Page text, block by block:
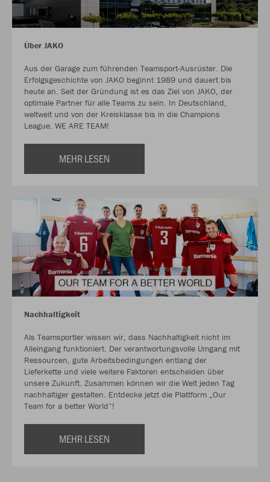
Über JAKO
Aus der Garage zum führenden Teamsport-Ausrüster. Die
Erfolgsgeschichte von JAKO beginnt 1989 und dauert bis
heute an. Seit der Gründung ist es das Ziel von JAKO, der
optimale Partner für alle Teams zu sein. In Deutschland,
weltweit und von der Kreisklasse bis in die Champions
League. WE ARE TEAM!
MEHR LESEN
Nachhaltigkeit
Als Teamsportler wissen wir, dass Nachhaltigkeit nicht im
Alleingang funktioniert. Der verantwortungsvolle Umgang mit
Ressourcen, gute Arbeitsbedingungen entlang der
Lieferkette und viele weitere Faktoren entscheiden über
unsere Zukunft. Zusammen können wir die Welt jeden Tag
nachhaltiger gestalten. Entdecke jetzt die Plattform „Our
Team for a better World“!
MEHR LESEN